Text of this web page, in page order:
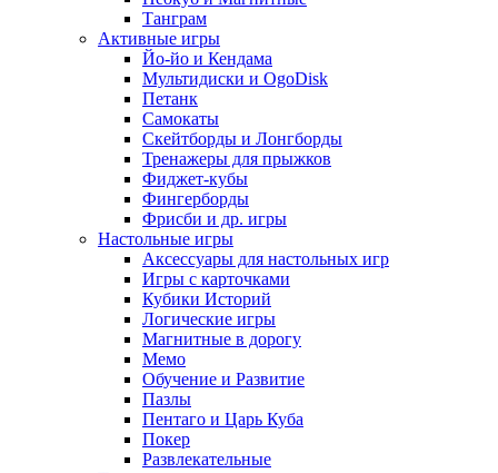
Танграм
Активные игры
Йо-йо и Кендама
Мультидиски и OgoDisk
Петанк
Самокаты
Скейтборды и Лонгборды
Тренажеры для прыжков
Фиджет-кубы
Фингерборды
Фрисби и др. игры
Настольные игры
Аксессуары для настольных игр
Игры с карточками
Кубики Историй
Логические игры
Магнитные в дорогу
Мемо
Обучение и Развитие
Пазлы
Пентаго и Царь Куба
Покер
Развлекательные